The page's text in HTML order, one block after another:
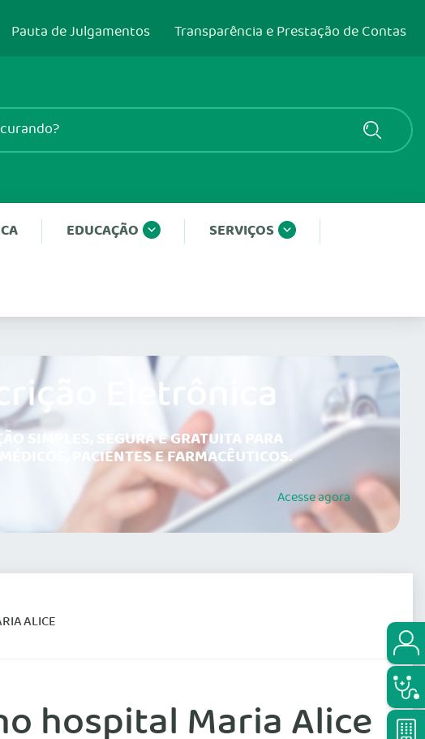
Pauta de Julgamentos Transparência e Prestação de Contas
EDUCAÇÃO SERVIÇOS
Eletrônica
SIMPLES, SEGURA E GRATUITA PARA
PACIENTES E FARMACÊUTICOS.
Acesseagora
ALICE
hospital Maria Alice